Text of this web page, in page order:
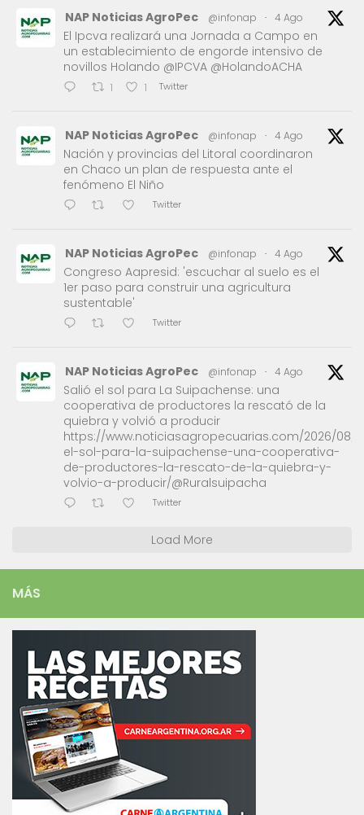
NAP Noticias AgroPec @infonap · 4 Ago
El Ipcva realizará una Jornada a Campo en
un establecimiento de engorde intensivo de
novillos Holando @IPCVA @HolandoACHA
1 1 Twitter
NAP Noticias AgroPec @infonap · 4 Ago
Nación y provincias del Litoral coordinaron
en Chaco un plan de respuesta ante el
fenómeno El Niño
Twitter
NAP Noticias AgroPec @infonap · 4 Ago
Congreso Aapresid: 'escuchar al suelo es el
1er paso para construir una agricultura
sustentable'
Twitter
NAP Noticias AgroPec @infonap · 4 Ago
Salió el sol para La Suipachense: una
cooperativa de productores la rescató de la
quiebra y volvió a producir
https://www.noticiasagropecuarias.com/2026/08/
el-sol-para-la-suipachense-una-cooperativa-
de-productores-la-rescato-de-la-quiebra-y-
volvio-a-producir/@Ruralsuipacha
Twitter
Load More
MÁS